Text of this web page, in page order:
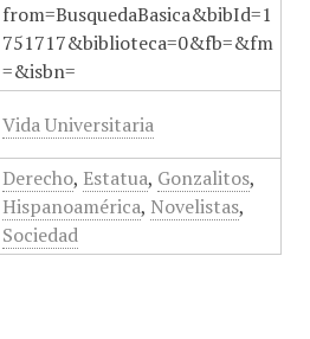
from=BusquedaBasica&bibId=1
751717&biblioteca=0&fb=&fm
=&isbn=
Vida Universitaria
Derecho, Estatua, Gonzalitos,
Hispanoamérica, Novelistas,
Sociedad